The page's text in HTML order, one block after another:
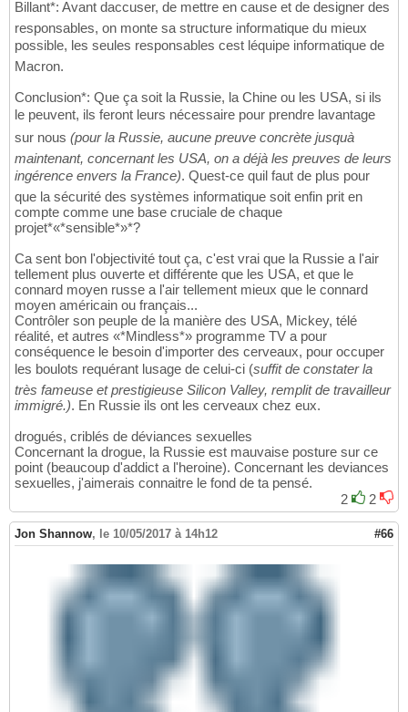
Billant*: Avant daccuser, de mettre en cause et de designer des
responsables, on monte sa structure informatique du mieux
possible, les seules responsables cest léquipe informatique de
Macron.
Conclusion*: Que ça soit la Russie, la Chine ou les USA, si ils
le peuvent, ils feront leurs nécessaire pour prendre lavantage
sur nous (pour la Russie, aucune preuve concrète jusquà
maintenant, concernant les USA, on a déjà les preuves de leurs
ingérence envers la France). Quest-ce quil faut de plus pour
que la sécurité des systèmes informatique soit enfin prit en
compte comme une base cruciale de chaque
projet*«*sensible*»*?
Ca sent bon l'objectivité tout ça, c'est vrai que la Russie a l'air
tellement plus ouverte et différente que les USA, et que le
connard moyen russe a l'air tellement mieux que le connard
moyen américain ou français...
Contrôler son peuple de la manière des USA, Mickey, télé
réalité, et autres «*Mindless*» programme TV a pour
conséquence le besoin d'importer des cerveaux, pour occuper
les boulots requérant lusage de celui-ci (suffit de constater la
très fameuse et prestigieuse Silicon Valley, remplit de travailleur
immigré.). En Russie ils ont les cerveaux chez eux.
drogués, criblés de déviances sexuelles
Concernant la drogue, la Russie est mauvaise posture sur ce
point (beaucoup d'addict a l'heroine). Concernant les deviances
sexuelles, j'aimerais connaitre le fond de ta pensé.
2
2
Jon Shannow, le 10/05/2017 à 14h12 #66